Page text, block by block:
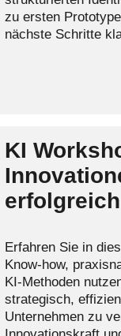
zu ersten
nächste Schritte
KI
Erfahren Sie in
Know-how,
KI‑Methoden
strategisch,
Unternehmen zu